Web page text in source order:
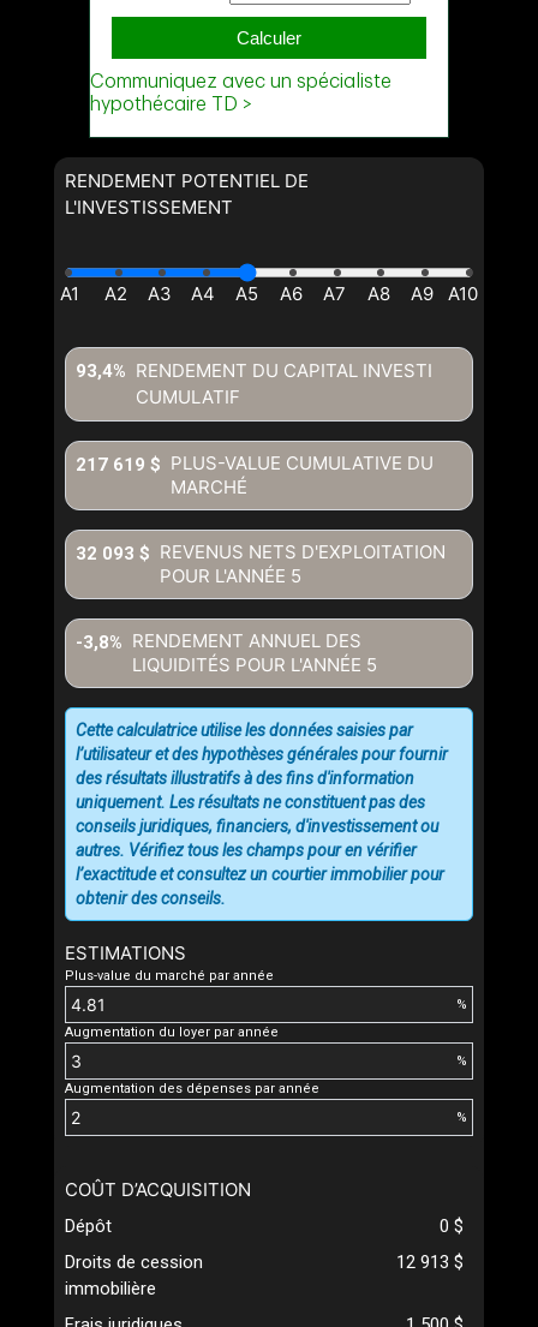
RENDEMENT POTENTIEL DE
L'INVESTISSEMENT
RENDEMENT DU CAPITAL INVESTI
CUMULATIF
93,4%
PLUS-VALUE CUMULATIVE DU
MARCHÉ
217 619 $
REVENUS NETS D'EXPLOITATION
POUR L'ANNÉE 5
32 093 $
RENDEMENT ANNUEL DES
LIQUIDITÉS POUR L'ANNÉE 5
-3,8%
ESTIMATIONS
Plus-value du marché par année
%
Augmentation du loyer par année
%
Augmentation des dépenses par année
%
Cette calculatrice utilise les données saisies par
l’utilisateur et des hypothèses générales pour fournir
des résultats illustratifs à des fins d'information
uniquement. Les résultats ne constituent pas des
conseils juridiques, financiers, d'investissement ou
autres. Vérifiez tous les champs pour en vérifier
l’exactitude et consultez un courtier immobilier pour
obtenir des conseils.
COÛT D’ACQUISITION
Dépôt
0 $
Droits de cession
immobilière
12 913 $